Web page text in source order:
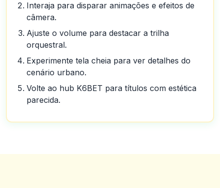
Interaja para disparar animações e efeitos de
câmera.
Ajuste o volume para destacar a trilha
orquestral.
Experimente tela cheia para ver detalhes do
cenário urbano.
Volte ao hub K6BET para títulos com estética
parecida.